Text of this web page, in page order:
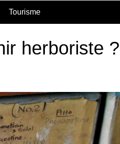
Tourisme
herboriste ?